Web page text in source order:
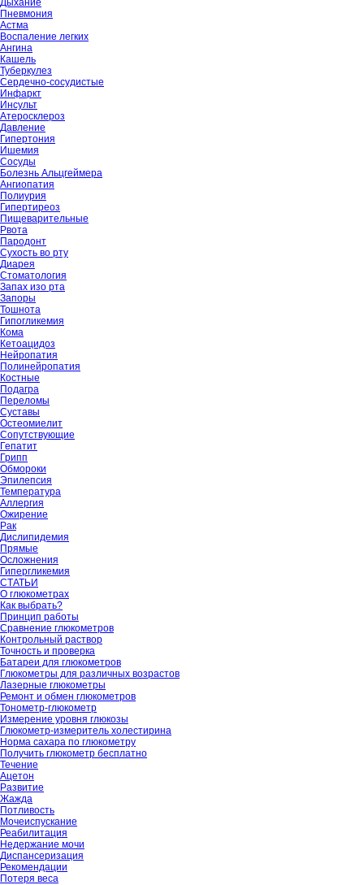
Дыхание
Пневмония
Астма
Воспаление легких
Ангина
Кашель
Туберкулез
Сердечно-сосудистые
Инфаркт
Инсульт
Атеросклероз
Давление
Гипертония
Ишемия
Сосуды
Болезнь Альцгеймера
Ангиопатия
Полиурия
Гипертиреоз
Пищеварительные
Рвота
Пародонт
Сухость во рту
Диарея
Стоматология
Запах изо рта
Запоры
Тошнота
Гипогликемия
Кома
Кетоацидоз
Нейропатия
Полинейропатия
Костные
Подагра
Переломы
Суставы
Остеомиелит
Сопутствующие
Гепатит
Грипп
Обмороки
Эпилепсия
Температура
Аллергия
Ожирение
Рак
Дислипидемия
Прямые
Осложнения
Гипергликемия
СТАТЬИ
О глюкометрах
Как выбрать?
Принцип работы
Сравнение глюкометров
Контрольный раствор
Точность и проверка
Батареи для глюкометров
Глюкометры для различных возрастов
Лазерные глюкометры
Ремонт и обмен глюкометров
Тонометр-глюкометр
Измерение уровня глюкозы
Глюкометр-измеритель холестирина
Норма сахара по глюкометру
Получить глюкометр бесплатно
Течение
Ацетон
Развитие
Жажда
Потливость
Мочеиспускание
Реабилитация
Недержание мочи
Диспансеризация
Рекомендации
Потеря веса